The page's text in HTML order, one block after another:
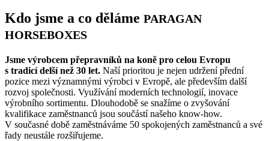
Kdo jsme a co děláme PARAGAN
HORSEBOXES
Jsme výrobcem přepravníků na koně pro celou Evropu
s tradicí delší než 30 let. Naší prioritou je nejen udržení přední
pozice mezi významnými výrobci v Evropě, ale především další
rozvoj společnosti. Využívání moderních technologií, inovace
výrobního sortimentu. Dlouhodobě se snažíme o zvyšování
kvalifikace zaměstnanců jsou součástí našeho know-how.
V současné době zaměstnáváme 50 spokojených zaměstnanců a své
řady neustále rozšiřujeme.